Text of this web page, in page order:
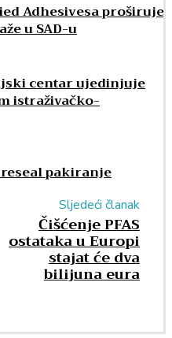
Adhesivesa proširuje
u SAD-u
centar ujedinjuje
istraživačko-
reseal pakiranje
Sljedeći članak
Čišćenje PFAS
ostataka u Europi
stajat će dva
bilijuna eura